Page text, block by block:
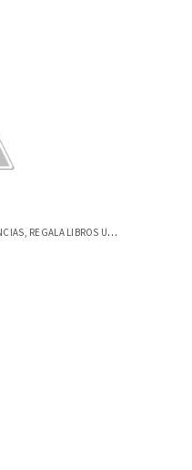
ESTA NAVIDAD REGALA EXPERIENCIAS, REGALA LIBROS USFQ